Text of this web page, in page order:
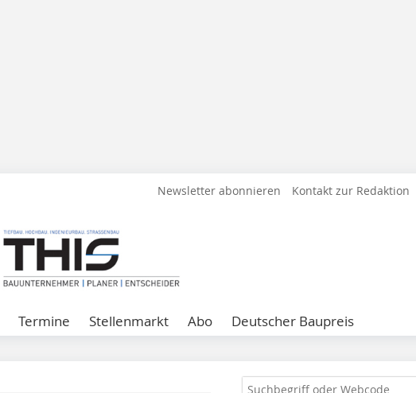
Newsletter abonnieren Kontakt zur Redaktion
Termine Stellenmarkt Abo Deutscher Baupreis